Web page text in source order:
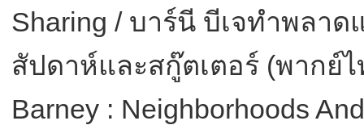
Sharing / บาร์นี บีเจทำพลา
สัปดาห์และสกู๊ตเตอร์ (พากย์
Barney : Neighborhoods